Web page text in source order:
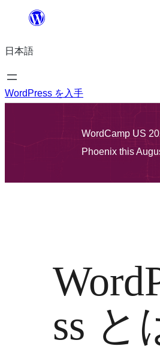
を
ス
キ
日本語
WordPress を入手
WordCamp US
Phoenix this
ss と